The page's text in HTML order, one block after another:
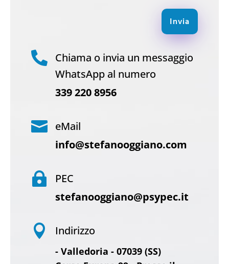
Invia
 Chiama o invia un messaggio
WhatsApp al numero
339 220 8956
 eMail
info@stefanooggiano.com

PEC
stefanooggiano@psypec.it
 Indirizzo
- Valledoria - 07039 (SS)